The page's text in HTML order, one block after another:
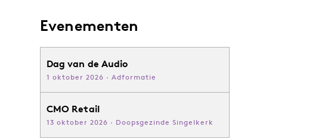
Evenementen
Dag van de Audio
1 oktober 2026 · Adformatie
CMO Retail
13 oktober 2026 · Doopsgezinde Singelkerk